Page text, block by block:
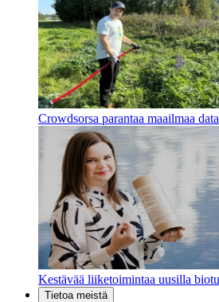
Crowdsorsa parantaa maailmaa
Kestävää liiketoimintaa uusilla
Tietoa meistä